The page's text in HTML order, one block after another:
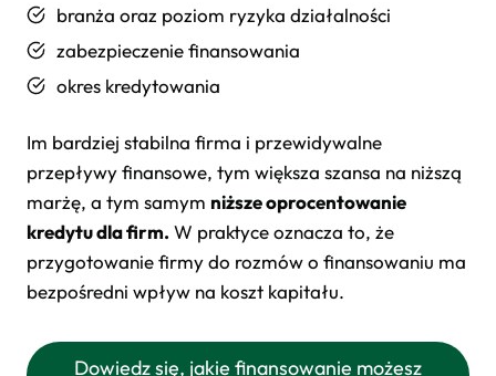
branża oraz poziom ryzyka działalności
zabezpieczenie finansowania
okres kredytowania
Im bardziej stabilna firma i przewidywalne
przepływy finansowe, tym większa szansa na niższą
marżę, a tym samym niższe oprocentowanie
kredytu dla firm. W praktyce oznacza to, że
przygotowanie firmy do rozmów o finansowaniu ma
bezpośredni wpływ na koszt kapitału.
Dowiedz się, jakie finansowanie możesz